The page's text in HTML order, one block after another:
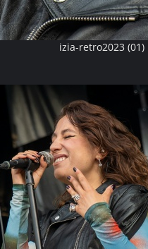
izia-retro2023 (01)